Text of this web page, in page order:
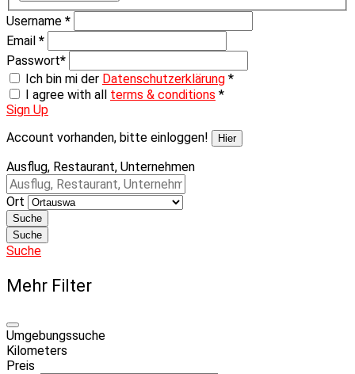
Username *
Email *
Passwort*
Ich bin mi der Datenschutzerklärung *
I agree with all terms & conditions *
Sign Up
Account vorhanden, bitte einloggen!
Hier
Ausflug, Restaurant, Unternehmen
Ort
Suche
Suche
Suche
Mehr Filter
Umgebungssuche
Kilometers
Preis